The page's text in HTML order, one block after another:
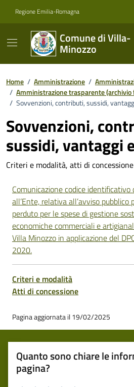
Regione Emilia-Romagna
Comune di Villa-
Minozzo
Home / Amministrazione /
/ Amministrazione trasparente
/ Sovvenzioni, contributi, sussidi,
Sovvenzioni,
sussidi, vantaggi
Criteri e modalità, atti di concessione
Comunicazione codice
all’Ente, relativa all’avviso
perduto per le spese di gestione
economiche commerciali e
Villa Minozzo in applicazione del
2020.
Criteri e modalità
Atti di concessione
Pagina aggiornata il 19/02/2025
Quanto sono chiare le
pagina?